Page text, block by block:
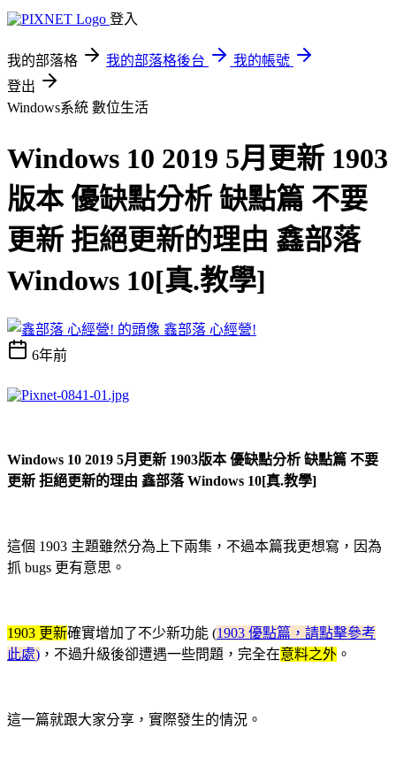
登入
我的部落格 我的部落格後台
我的帳號
登出
Windows系統 數位生活
Windows 10 2019 5月更新 1903
版本 優缺點分析 缺點篇 不要
更新 拒絕更新的理由 鑫部落
Windows 10[真.教學]
鑫部落 心經營!
6年前
Windows 10 2019 5月更新 1903版本 優缺點分析 缺點篇 不要
更新 拒絕更新的理由 鑫部落 Windows 10[真.教學]
這個 1903 主題雖然分為上下兩集，不過本篇我更想寫，因為
抓 bugs 更有意思。
1903 更新確實增加了不少新功能 (1903 優點篇，請點擊參考
此處) ，不過升級後卻遭遇一些問題，完全在意料之外 。
這一篇就跟大家分享，實際發生的情況。